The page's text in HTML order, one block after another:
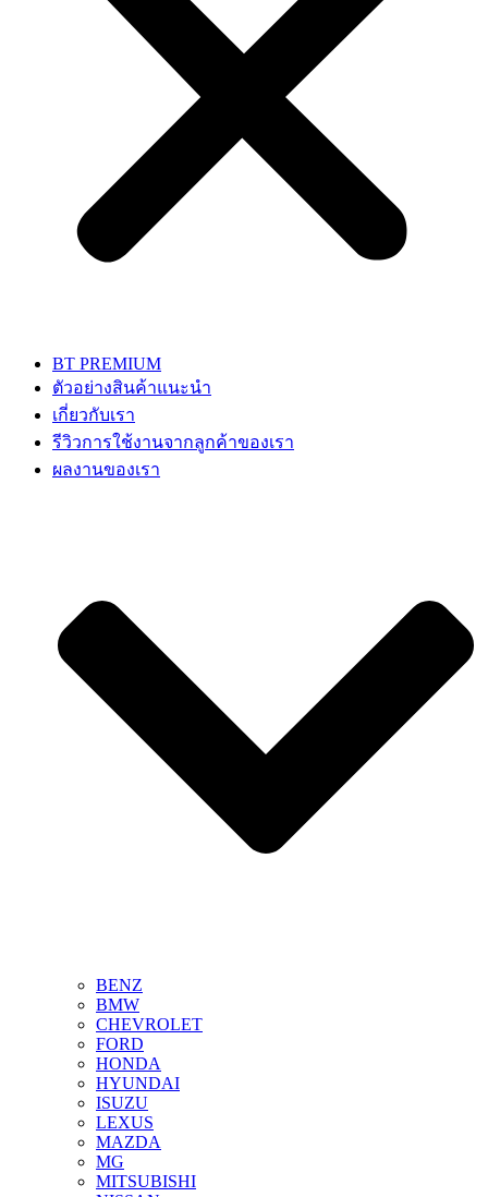
BT PREMIUM
ตัวอย่างสินค้าแนะนำ
เกี่ยวกับเรา
รีวิวการใช้งานจากลูกค้าของเรา
ผลงานของเรา
BENZ
BMW
CHEVROLET
FORD
HONDA
HYUNDAI
ISUZU
LEXUS
MAZDA
MG
MITSUBISHI